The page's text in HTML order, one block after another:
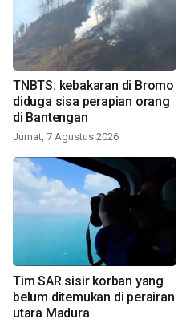
TNBTS: kebakaran di Bromo
diduga sisa perapian orang
di Bantengan
Jumat, 7 Agustus 2026
Tim SAR sisir korban yang
belum ditemukan di perairan
utara Madura